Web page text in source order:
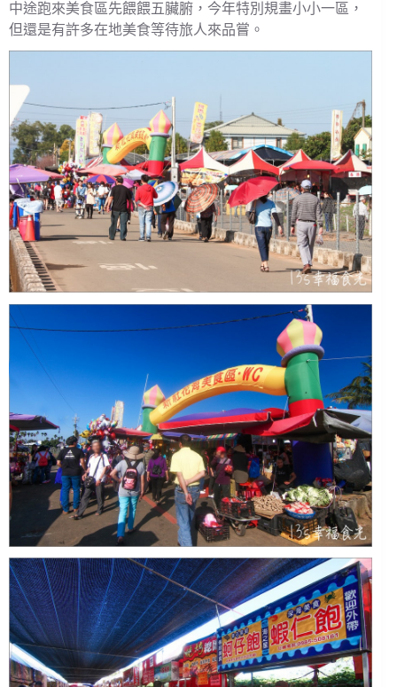
中途跑來美食區先餵餵五臟腑，今年特別規畫小小一區，
但還是有許多在地美食等待旅人來品嘗。